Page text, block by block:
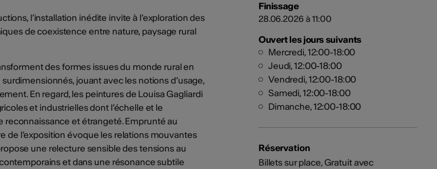
l’installation inédite invite à l’exploration des
de coexistence entre nature, paysage rural
des formes issues du monde rural en
jouant avec les notions d’usage,
En regard, les peintures de Louisa Gagliardi
et industrielles dont l’échelle et le
et étrangeté. Emprunté au
de l’exposition évoque les relations mouvantes
une relecture sensible des tensions au
et dans une résonance subtile
Finissage
28.06.2026 à 11:00
Ouvert les jours suivants
Mercredi, 12:00-18:00
Jeudi, 12:00-18:00
Vendredi, 12:00-18:00
Samedi, 12:00-18:00
Dimanche, 12:00-18:00
Réservation
Billets sur place, Gratuit avec